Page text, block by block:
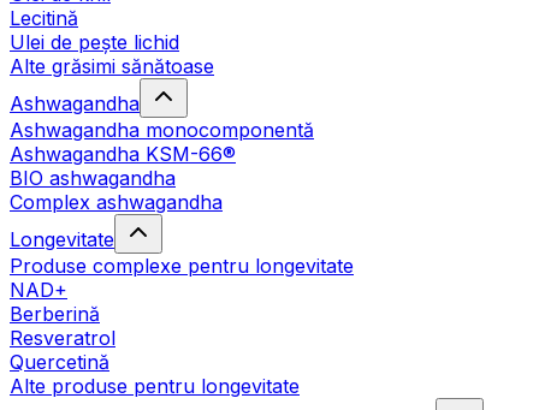
Lecitină
Ulei de pește lichid
Alte grăsimi sănătoase
Ashwagandha
Ashwagandha monocomponentă
Ashwagandha KSM-66®
BIO ashwagandha
Complex ashwagandha
Longevitate
Produse complexe pentru longevitate
NAD+
Berberină
Resveratrol
Quercetină
Alte produse pentru longevitate